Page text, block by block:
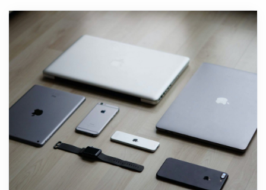
务。届时，Meta将负责运营支撑这些模型运行
的数据中心和芯片（其中包括其自研的Muse
Spark模型），并向访问这些模型的开发者收取
费用。 Meta还在考虑直接销售“裸”算力容
量，这与CoreWeave Inc.等所谓的“新型智算
云”（Neocloud）企业的商业模式颇为相似
______ 3. 特朗普重返白宫首年狂赚11.6亿 根
据周二公布的一份财务披露文件，美国总统特朗
普在重返总统宝座后的去年一年里，通过加密货
币销售和迷因币授权费赚取了超过11.6亿美元。
数据显示，这位美国总统通过销售其家族加密货
延。多位资深交易员对此震惊地表示，在近年来
的信用债发行市场中，几乎记不起还有哪笔高规
格的重磅交易能在如此短的时间内出现如此剧烈
的利差走阔。 据多名了解场外交易（OTC）内
情的知情人士透露，一家大型一级交易商对
SpaceX发行的2056年到期长期债券的最新报价
显示，其信用利差较发行价已大幅走阔了多达
0.28个百分点。而在此之前，该笔债券最初定价
时的利差仅为高出美国国债1.75个百分点。 自
这笔总额高达250亿美元的巨量债务工具开始挂
牌交易以来，SpaceX债券的账面浮亏便一路攀
升。截至周四晚间，相对于美国国债，其累计账